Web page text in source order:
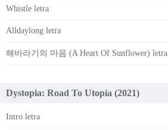
Whistle letra
Alldaylong letra
해바라기의 마음 (A Heart Of Sunflower) letra
Dystopia: Road To Utopia (2021)
Intro letra